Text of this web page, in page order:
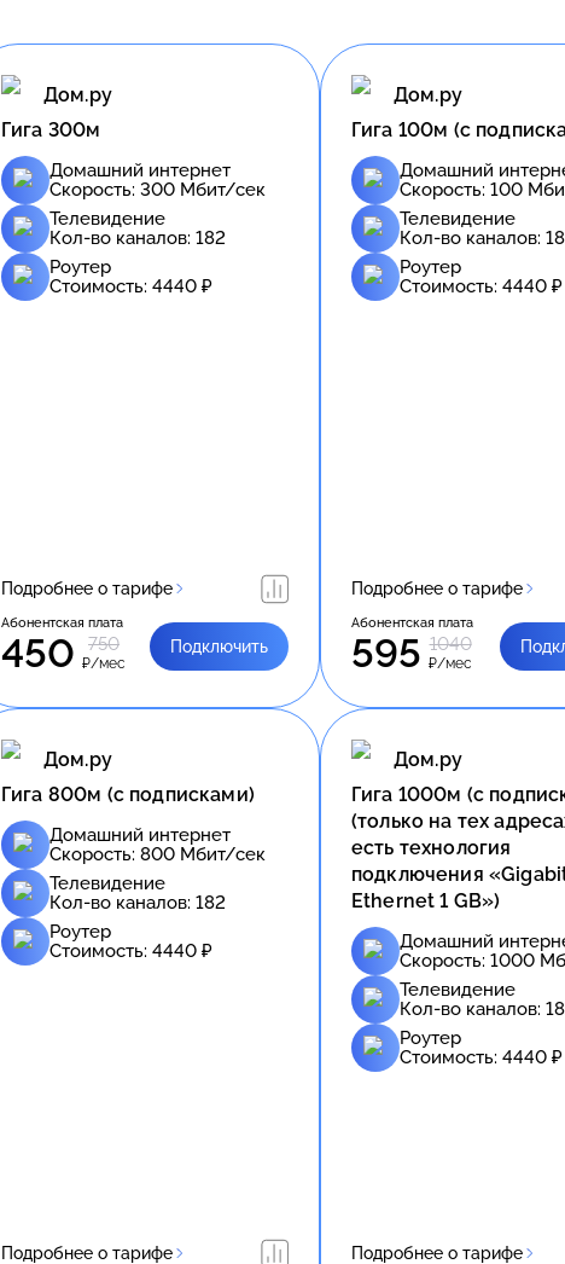
Дом.ру
Гига 300м
Домашний интернет
Скорость: 300 Мбит/сек
Телевидение
Кол-во каналов: 182
Роутер
Стоимость: 4440 ₽
Подробнее о тарифе
Абонентская плата
450 750
₽/мес
Подключить
Дом.ру
Гига 100м (с
Домашний
Скорость: 100
Телевидение
Кол-во каналов:
Роутер
Стоимость: 4440 ₽
Подробнее о тарифе
Абонентская плата
595 1040
₽/мес
Дом.ру
Гига 800м (с подписками)
Домашний интернет
Скорость: 800 Мбит/сек
Телевидение
Кол-во каналов: 182
Роутер
Стоимость: 4440 ₽
Подробнее о тарифе
Дом.ру
Гига 1000м (с
(только на тех
есть технология
подключения
Ethernet 1 GB»)
Домашний
Скорость: 1000
Телевидение
Кол-во каналов:
Роутер
Стоимость: 4440 ₽
Подробнее о тарифе